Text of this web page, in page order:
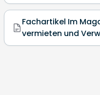
Fachartikel Im
vermieten und